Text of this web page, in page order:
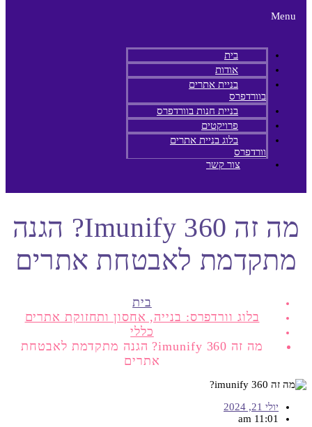
Menu
בית
אודות
בניית אתרים
בוורדפרס
בניית חנות בוורדפרס
פרויקטים
בלוג בניית אתרים
וורדפרס
צור קשר
מה זה Imunify 360? הגנה
מתקדמת לאבטחת אתרים
בית
בלוג וורדפרס: בנייה, אחסון ותחזוקת אתרים
כללי
מה זה imunify 360? הגנה מתקדמת לאבטחת
אתרים
יולי 21, 2024
11:01 am